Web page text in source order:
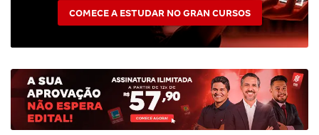
COMECE A ESTUDAR NO GRAN CURSOS